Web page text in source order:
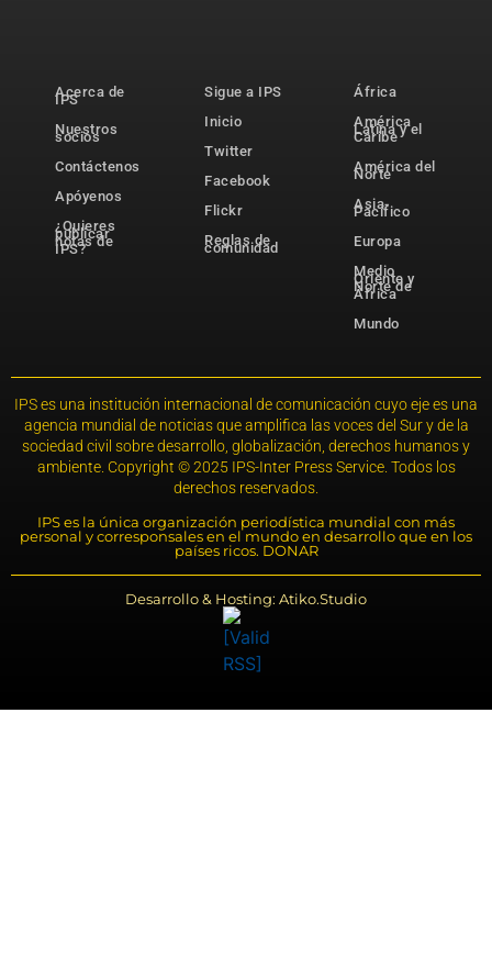
Acerca de
IPS
Nuestros
socios
Contáctenos
Apóyenos
¿Quieres
publicar
notas de
IPS?
Sigue a IPS
Inicio
Twitter
Facebook
Flickr
Reglas de
comunidad
África
América
Latina y el
Caribe
América del
Norte
Asia-
Pacífico
Europa
Medio
Oriente y
Norte de
África
Mundo
IPS es una institución internacional de comunicación cuyo eje es una
agencia mundial de noticias que amplifica las voces del Sur y de la
sociedad civil sobre desarrollo, globalización, derechos humanos y
ambiente. Copyright © 2025 IPS-Inter Press Service. Todos los
derechos reservados.
IPS es la única organización periodística mundial con más
personal y corresponsales en el mundo en desarrollo que en los
países ricos. DONAR
Desarrollo & Hosting: Atiko.Studio